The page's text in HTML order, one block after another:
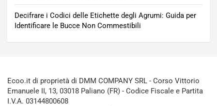
Decifrare i Codici delle Etichette degli Agrumi: Guida per
Identificare le Bucce Non Commestibili
Ecoo.it di proprietà di DMM COMPANY SRL - Corso Vittorio
Emanuele II, 13, 03018 Paliano (FR) - Codice Fiscale e Partita
I.V.A. 03144800608